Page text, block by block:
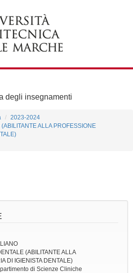
degli insegnamenti
2023-2024
ALLA PROFESSIONE
(ABILITANTE ALLA
DI IGIENISTA DENTALE)
di Scienze Cliniche